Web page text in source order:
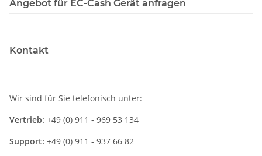
Angebot für EC-Cash Gerät anfragen
Kontakt
Wir sind für Sie telefonisch unter:
Vertrieb: +49 (0) 911 - 969 53 134
Support: +49 (0) 911 - 937 66 82